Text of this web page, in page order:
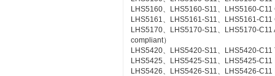
LHS5160、LHS5160-S11、LHS5160-
LHS5161、LHS5161-S11、LHS5161-
LHS5170、LHS5170-S11、LHS5170-
compliant）
LHS5420、LHS5420-S11、LHS5420-C11
LHS5425、LHS5425-S11、LHS5425-
LHS5426、LHS5426-S11、LHS5426-